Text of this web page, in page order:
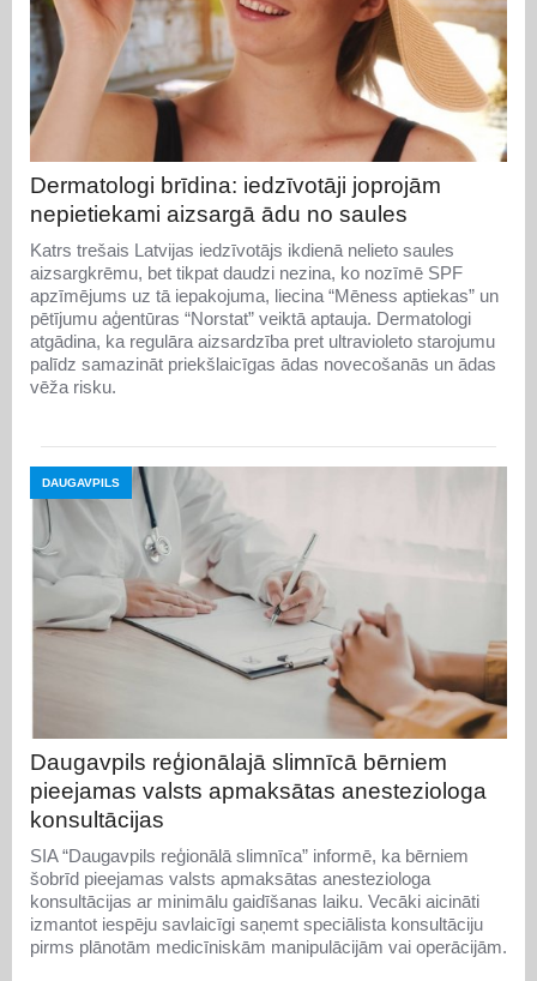
Dermatologi brīdina: iedzīvotāji joprojām
nepietiekami aizsargā ādu no saules
Katrs trešais Latvijas iedzīvotājs ikdienā nelieto saules
aizsargkrēmu, bet tikpat daudzi nezina, ko nozīmē SPF
apzīmējums uz tā iepakojuma, liecina “Mēness aptiekas” un
pētījumu aģentūras “Norstat” veiktā aptauja. Dermatologi
atgādina, ka regulāra aizsardzība pret ultravioleto starojumu
palīdz samazināt priekšlaicīgas ādas novecošanās un ādas
vēža risku.
DAUGAVPILS
Daugavpils reģionālajā slimnīcā bērniem
pieejamas valsts apmaksātas anesteziologa
konsultācijas
SIA “Daugavpils reģionālā slimnīca” informē, ka bērniem
šobrīd pieejamas valsts apmaksātas anesteziologa
konsultācijas ar minimālu gaidīšanas laiku. Vecāki aicināti
izmantot iespēju savlaicīgi saņemt speciālista konsultāciju
pirms plānotām medicīniskām manipulācijām vai operācijām.